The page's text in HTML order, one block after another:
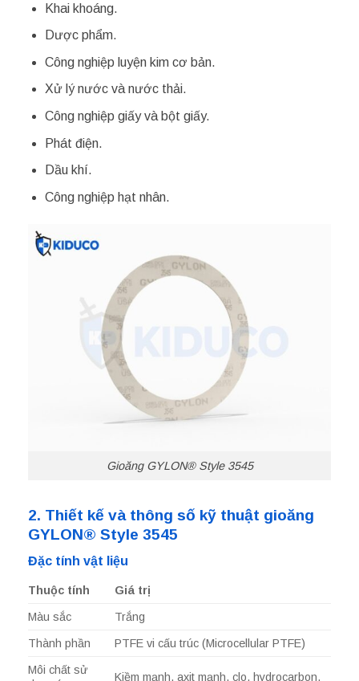
Khai khoáng.
Dược phẩm.
Công nghiệp luyện kim cơ bản.
Xử lý nước và nước thải.
Công nghiệp giấy và bột giấy.
Phát điện.
Dầu khí.
Công nghiệp hạt nhân.
Gioăng GYLON® Style 3545
2. Thiết kế và thông số kỹ thuật gioăng
GYLON® Style 3545
Đặc tính vật liệu
Thuộc tính Giá trị
Màu sắc Trắng
Thành phần PTFE vi cấu trúc (Microcellular PTFE)
Môi chất sử
Kiềm mạnh, axit mạnh, clo, hydrocarbon,